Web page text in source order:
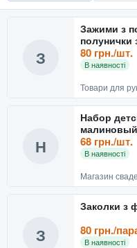
З
Зажими з
полунички
80 грн./шт.
В наявності
Н
Набор
малиновый
68 грн./шт.
В наявності
Магазин
З
Заколки з
80 грн./
В наявності